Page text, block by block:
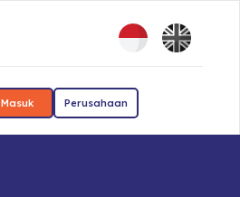
Masuk Perusahaan